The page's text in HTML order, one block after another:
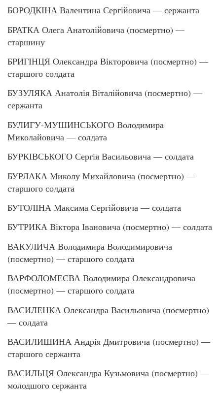
БОРОДКІНА Валентина Сергійовича — сержанта
БРАТКА Олега Анатолійовича (посмертно) —
старшину
БРИГІНЦЯ Олександра Вікторовича (посмертно) —
старшого солдата
БУЗУЛЯКА Анатолія Віталійовича (посмертно) —
сержанта
БУЛИГУ-МУШИНСЬКОГО Володимира
Миколайовича — солдата
БУРКІВСЬКОГО Сергія Васильовича — солдата
БУРЛАКА Миколу Михайловича (посмертно) —
старшого солдата
БУТОЛІНА Максима Сергійовича — солдата
БУТРИКА Віктора Івановича (посмертно) — солдата
ВАКУЛИЧА Володимира Володимировича
(посмертно) — старшого солдата
ВАРФОЛОМЕЄВА Володимира Олександровича
(посмертно) — старшого солдата
ВАСИЛЕНКА Олександра Васильовича (посмертно)
— солдата
ВАСИЛИШИНА Андрія Дмитровича (посмертно) —
старшого сержанта
ВАСИЛЬЦЯ Олександра Кузьмовича (посмертно) —
молодшого сержанта